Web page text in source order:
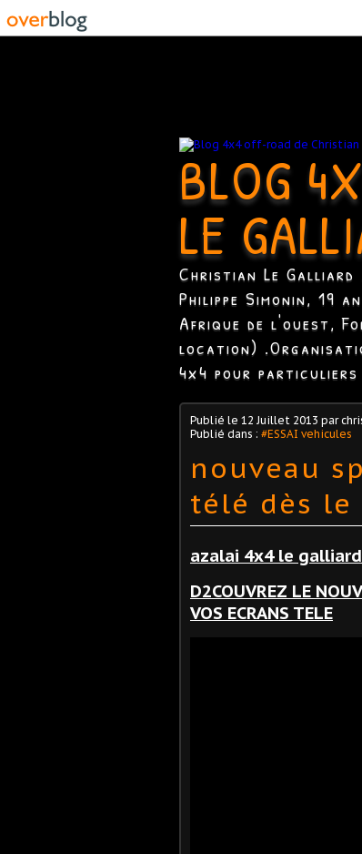
BLOG
LE
Christian Le Galliard
Philippe Simonin, 19
Afrique de l'ouest,
location)
4x4 pour particuliers
Publié le 12 Juillet 2013 par
Publié dans : #ESSAI vehicules
nouveau
télé dès
azalai 4x4 le
D2COUVREZ LE
VOS ECRANS TELE